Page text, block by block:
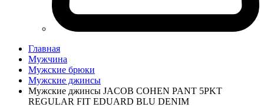
Главная
Мужчина
Мужские брюки
Мужские джинсы
Мужские джинсы JACOB COHEN PANT 5PKT
REGULAR FIT EDUARD BLU DENIM